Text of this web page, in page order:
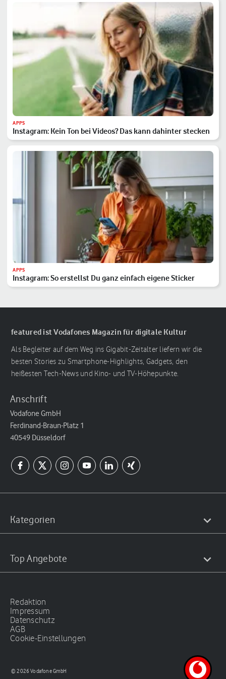
APPS
Instagram: Kein Ton bei Videos? Das kann dahinter stecken
APPS
Instagram: So erstellst Du ganz einfach eigene Sticker
featured ist Vodafones Magazin für digitale Kultur
Als Begleiter auf dem Weg ins Gigabit-Zeitalter liefern wir die
besten Stories zu Smartphone-Highlights, Gadgets, den
heißesten Tech-News und Kino- und TV-Höhepunkte.
Anschrift
Vodafone GmbH
Ferdinand-Braun-Platz 1
40549 Düsseldorf
Kategorien
Top Angebote
Redaktion
Impressum
Datenschutz
AGB
Cookie-Einstellungen
© 2026 Vodafone GmbH